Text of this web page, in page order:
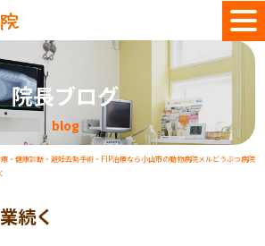
院長ブログ
blog
・健康診断・避妊去勢手術・FIP治療なら小山市の動物病院メルどうぶつ病院
続く